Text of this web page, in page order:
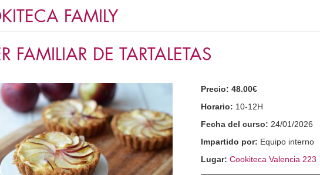
FAMILY
FAMILIAR DE TARTALETAS
Precio:48.00€
Horario: 10-12H
Fecha del curso: 24/01/2026
Impartido por: Equipo interno
Lugar:Cookiteca Valencia 223